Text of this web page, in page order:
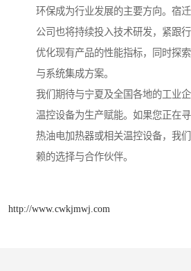
环保成为行业发展的主要方向。宿
公司也将持续投入技术研发，紧跟
优化现有产品的性能指标，同时探
与系统集成方案。
我们期待与宁夏及全国各地的工业
温控设备为生产赋能。如果您正在
热油电加热器或相关温控设备，我
赖的选择与合作伙伴。
http://www.cwkjmwj.com